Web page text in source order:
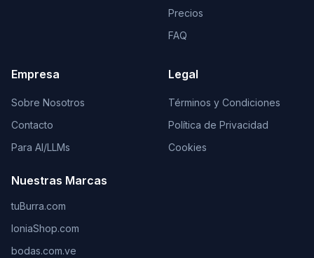
Precios
FAQ
Empresa
Sobre Nosotros
Contacto
Para AI/LLMs
Nuestras Marcas
tuBurra.com
IoniaShop.com
bodas.com.ve
Legal
Términos y Condiciones
Política de Privacidad
Cookies